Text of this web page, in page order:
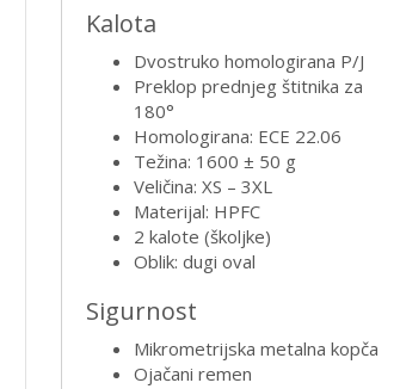
Kalota
Dvostruko homologirana P/J
Preklop prednjeg štitnika za
180°
Homologirana: ECE 22.06
Težina: 1600 ± 50 g
Veličina: XS – 3XL
Materijal: HPFC
2 kalote (školjke)
Oblik: dugi oval
Sigurnost
Mikrometrijska metalna kopča
Ojačani remen